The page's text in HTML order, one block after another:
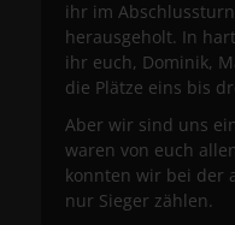
ihr im
herausgeholt. In
ihr euch, Dominik,
die Plätze eins bis
Aber wir sind uns
waren von euch
konnten wir bei der
nur Sieger zählen.